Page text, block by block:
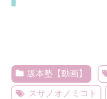
坂本塾【動画】
スサノオノミコト